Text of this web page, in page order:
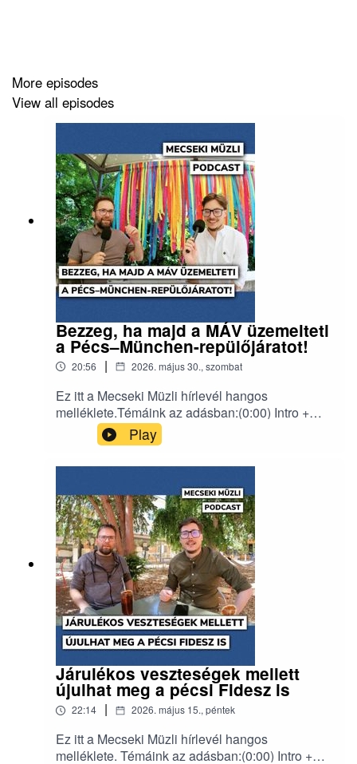
More episodes
View all episodes
Bezzeg, ha majd a MÁV üzemelteti
a Pécs–München-repülőjáratot!
20:56 | 2026. május 30., szombat
Ez itt a Mecseki Müzli hírlevél hangos
melléklete.Témáink az adásban:(0:00) Intro +
Vége a hangvilláknak(1:15) Megszűnik a Pécs–
München járat :((8:00) Pécsies
államtitkárok(12:05) Olcsóbb lesz a közgyűlés?
Programajánló, szolgálati közleményErről a
hírlevélről
beszélgettünk:https://mecsekimuzli.com/242/
Play
Járulékos veszteségek mellett
újulhat meg a pécsi Fidesz is
22:14 | 2026. május 15., péntek
Ez itt a Mecseki Müzli hírlevél hangos
melléklete. Témáink az adásban:(0:00) Intro +